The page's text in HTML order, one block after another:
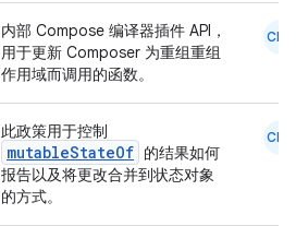
内部 Compose 编译器插件 API，
用于更新 Composer 为重组重组
作用域而调用的函数。
CMN
此政策用于控制
mutableStateOf 的结果如何
报告以及将更改合并到状态对象
的方式。
CMN